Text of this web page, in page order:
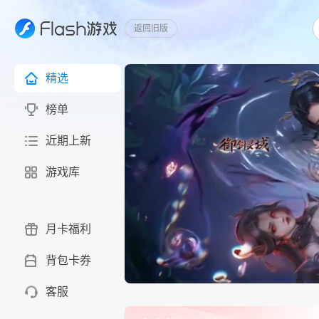
精选
榜单
近期上新
游戏库
月卡福利
背包卡券
客服
返回旧版